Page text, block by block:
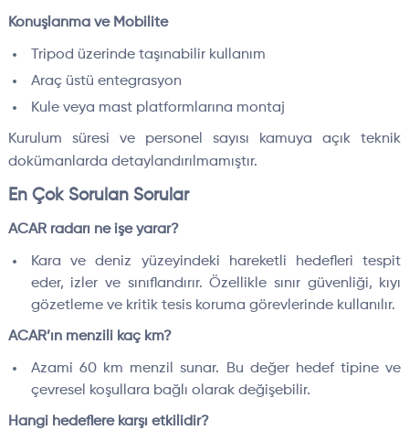
Konuşlanma ve Mobilite
Tripod üzerinde taşınabilir kullanım
Araç üstü entegrasyon
Kule veya mast platformlarına montaj
Kurulum süresi ve personel sayısı kamuya açık teknik
dokümanlarda detaylandırılmamıştır.
En Çok Sorulan Sorular
ACAR radarı ne işe yarar?
Kara ve deniz yüzeyindeki hareketli hedefleri tespit
eder, izler ve sınıflandırır. Özellikle sınır güvenliği, kıyı
gözetleme ve kritik tesis koruma görevlerinde kullanılır.
ACAR’ın menzili kaç km?
Azami 60 km menzil sunar. Bu değer hedef tipine ve
çevresel koşullara bağlı olarak değişebilir.
Hangi hedeflere karşı etkilidir?